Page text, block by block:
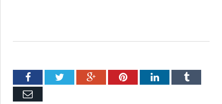
FacebookTwitter Google+PinterestLinkedInTumblr
Емейл